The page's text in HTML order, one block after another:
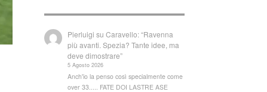
Pierluigi suCaravello: “Ravenna
più avanti. Spezia? Tante idee, ma
deve dimostrare”
5 Agosto 2026
Anch'io la penso così specialmente come
over 33..... FATE DOI LASTRE ASE